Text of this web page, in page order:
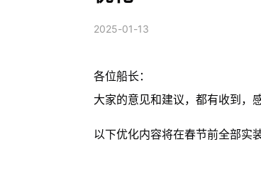
2025-01-13
各位船长：
大家的意见和建议，都有收到，
以下优化内容将在春节前全部实